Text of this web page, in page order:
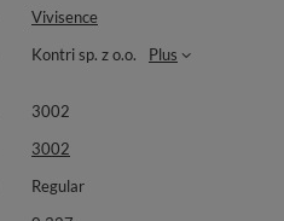
Doublure : 100% polyamide
Doublure : 100% polyamide
Doublure : 100% polyamide
Vivisence
Kontri sp. z o.o. Plus
3002
3002
Regular